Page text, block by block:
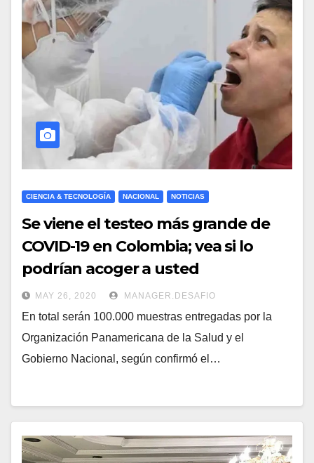
CIENCIA & TECNOLOGÍA NACIONAL NOTICIAS
Se viene el testeo más grande de
COVID-19 en Colombia; vea si lo
podrían acoger a usted
MAY 26, 2020 MANAGER.DESAFIO
En total serán 100.000 muestras entregadas por la
Organización Panamericana de la Salud y el
Gobierno Nacional, según confirmó el…